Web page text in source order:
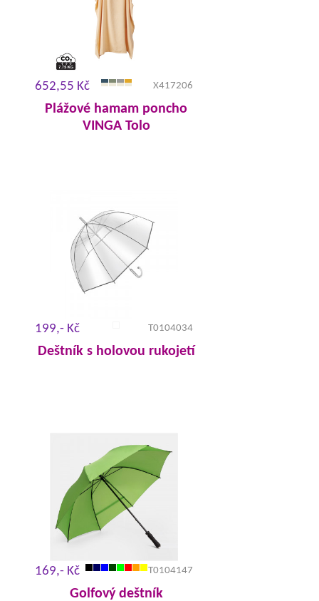
652,55 Kč X417206
Plážové hamam poncho
VINGA Tolo
199,- Kč T0104034
Deštník s holovou rukojetí
169,- Kč T0104147
Golfový deštník